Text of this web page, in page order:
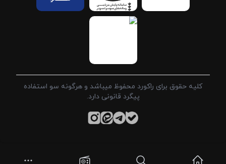
کلیه حقوق برای راکورد محفوظ میباشد و هرگونه سو استفاده
پیگرد قانونی دارد.